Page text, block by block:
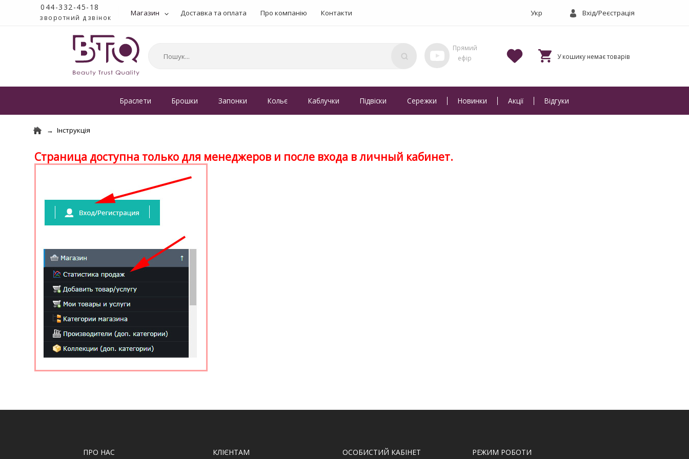
044-332-45-18
зворотний дзвінок Магазин Доставка та оплата Про компанію Контакти Вхід/Реєстрація
Браслети Брошки Запонки Кольє Каблучки Підвіски Сережки Новинки Акції Відгуки
Інструкція
Страница доступна только для менеджеров и после входа в личный кабинет.
ПРО НАС КЛІЄНТАМ ОСОБИСТИЙ КАБІНЕТ РЕЖИМ РОБОТИ